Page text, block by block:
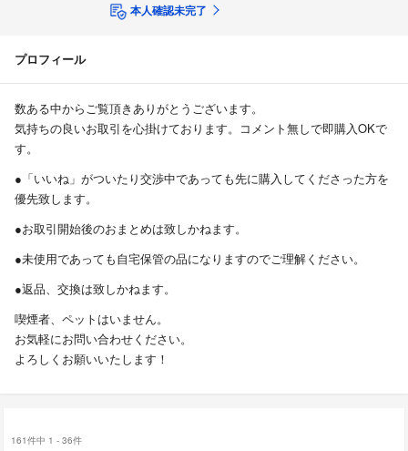
本人確認未完了
プロフィール
数ある中からご覧頂きありがとうございます。
気持ちの良いお取引を心掛けております。コメント無しで即購入OKで
す。
●「いいね」がついたり交渉中であっても先に購入してくださった方を
優先致します。
●お取引開始後のおまとめは致しかねます。
●未使用であっても自宅保管の品になりますのでご理解ください。
●返品、交換は致しかねます。
喫煙者、ペットはいません。
お気軽にお問い合わせください。
よろしくお願いいたします！
161件中 1 - 36件